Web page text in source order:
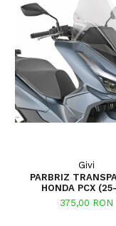
Givi
PARBRIZ
HONDA PCX
375,00 RON